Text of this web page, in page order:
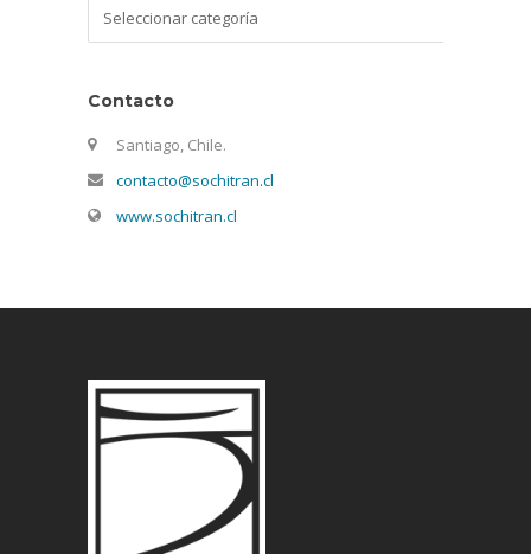
Contacto
Santiago, Chile.
contacto@sochitran.cl
www.sochitran.cl